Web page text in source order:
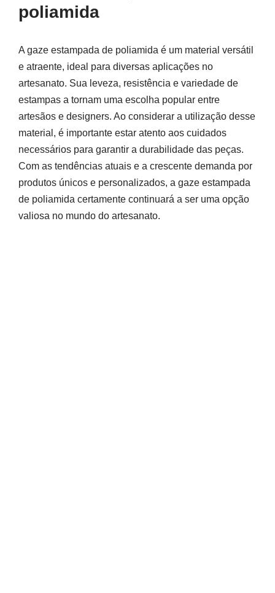
poliamida
A gaze estampada de poliamida é um material versátil
e atraente, ideal para diversas aplicações no
artesanato. Sua leveza, resistência e variedade de
estampas a tornam uma escolha popular entre
artesãos e designers. Ao considerar a utilização desse
material, é importante estar atento aos cuidados
necessários para garantir a durabilidade das peças.
Com as tendências atuais e a crescente demanda por
produtos únicos e personalizados, a gaze estampada
de poliamida certamente continuará a ser uma opção
valiosa no mundo do artesanato.